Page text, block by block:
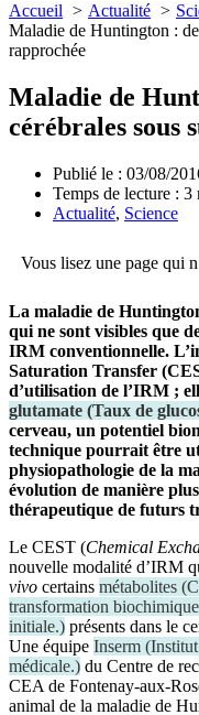
Accueil Actualité
Maladie de Huntington :
rapprochée
Maladie de
cérébrales sous
Publié le : 03/08/
Temps de lecture : 3
Actualité, Science
Vous lisez une page qui
La maladie de
qui ne sont visibles que
IRM conventionnelle.
Saturation Transfer
d’utilisation de l’IRM ;
glutamate (Taux de
cerveau, un potentiel
technique pourrait être
physiopathologie de la
évolution de manière
thérapeutique de futurs
Le CEST (Chemical
nouvelle modalité d’IRM
vivo certains métabolites (
transformation
initiale.) présents dans le
Une équipe Inserm (
médicale.) du Centre de
CEA de Fontenay-aux-
animal de la maladie de